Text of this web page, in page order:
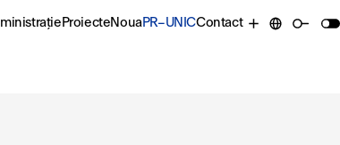
ProiecteNouaPR–UNICContact